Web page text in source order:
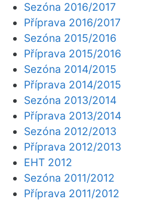
Sezóna 2016/2017
Příprava 2016/2017
Sezóna 2015/2016
Příprava 2015/2016
Sezóna 2014/2015
Příprava 2014/2015
Sezóna 2013/2014
Příprava 2013/2014
Sezóna 2012/2013
Příprava 2012/2013
EHT 2012
Sezóna 2011/2012
Příprava 2011/2012